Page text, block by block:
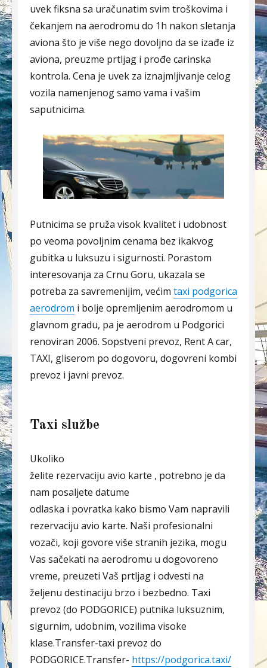
uvek fiksna sa uračunatim svim troškovima i
čekanjem na aerodromu do 1h nakon sletanja
aviona što je više nego dovoljno da se izađe iz
aviona, preuzme prtljag i prođe carinska
kontrola. Cena je uvek za iznajmljivanje celog
vozila namenjenog samo vama i vašim
saputnicima.
Putnicima se pruža visok kvalitet i udobnost
po veoma povoljnim cenama bez ikakvog
gubitka u luksuzu i sigurnosti. Porastom
interesovanja za Crnu Goru, ukazala se
potreba za savremenijim, većim taxi podgorica
aerodrom i bolje opremljenim aerodromom u
glavnom gradu, pa je aerodrom u Podgorici
renoviran 2006. Sopstveni prevoz, Rent A car,
TAXI, gliserom po dogovoru, dogovreni kombi
prevoz i javni prevoz.
Taxi službe
Ukoliko
želite rezervaciju avio karte , potrebno je da
nam posaljete datume
odlaska i povratka kako bismo Vam napravili
rezervaciju avio karte. Naši profesionalni
vozači, koji govore više stranih jezika, mogu
Vas sačekati na aerodromu u dogovoreno
vreme, preuzeti Vaš prtljag i odvesti na
željenu destinaciju brzo i bezbedno. Taxi
prevoz (do PODGORICE) putnika luksuznim,
sigurnim, udobnim, vozilima visoke
klase.Transfer-taxi prevoz do
PODGORICE.Transfer- https://podgorica.taxi/